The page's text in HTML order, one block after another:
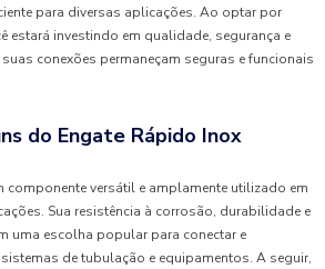
para diversas aplicações. Ao optar por
estará investindo em qualidade, segurança e
conexões permaneçam seguras e funcionais
do Engate Rápido Inox
componente versátil e amplamente utilizado em
Sua resistência à corrosão, durabilidade e
uma escolha popular para conectar e
de tubulação e equipamentos. A seguir,